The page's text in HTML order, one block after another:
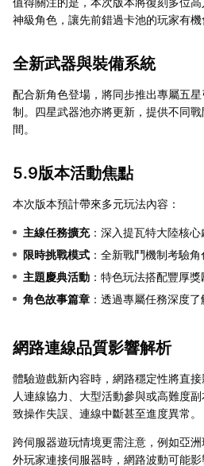
神級角色，讓先前錯過卡池的玩家有機
全新武器與裝備系統
配合新角色登場，將同步推出專屬五
制。四星武器池亦將更新，提供不同
間。
5.9版本活動焦點
本次版本預計帶來多元玩法內容：
主線任務擴充：深入提瓦特大陸核
限時挑戰模式 ：全新戰鬥機制考驗
主題慶典活動 ：特色玩法搭配豐厚
角色故事篇章 ：透過專屬任務深度
網路連線品質影響解析
體驗遊戲新內容時，網路穩定性將直
人連線協力、大型活動參與或高難度
致操作失誤、連線中斷甚至進度異常。
跨伺服器遊玩情境更需注意，例如亞
外玩家連接伺服器時，網路波動可能